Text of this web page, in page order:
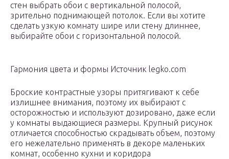
стен выбрать обои с вертикальной полосой,
зрительно поднимающей потолок. Если вы хотите
сделать узкую комнату шире или стену длиннее,
выбирайте обои с горизонтальной полосой.
Гармония цвета и формы Источник legko.com
Броские контрастные узоры притягивают к себе
излишнее внимания, поэтому их выбирают с
осторожностью и используют дозировано, даже если
у комнаты выдающиеся размеры. Крупный рисунок
отличается способностью скрадывать объем, поэтому
его нежелательно применять в декоре маленьких
комнат, особенно кухни и коридора